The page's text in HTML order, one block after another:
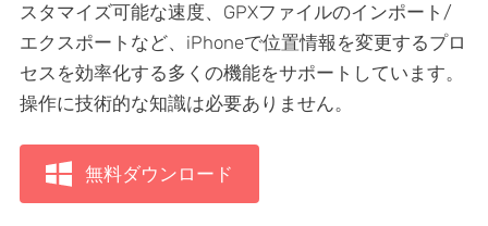
スタマイズ可能な速度、GPXファイルのインポート/
エクスポートなど、iPhoneで位置情報を変更するプロ
セスを効率化する多くの機能をサポートしています。
操作に技術的な知識は必要ありません。
無料ダウンロード